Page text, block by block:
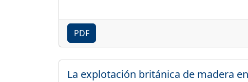
PDF
La explotación británica de madera